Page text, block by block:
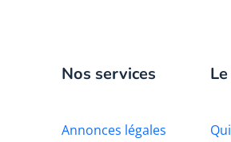
Nos services
Annonces légales